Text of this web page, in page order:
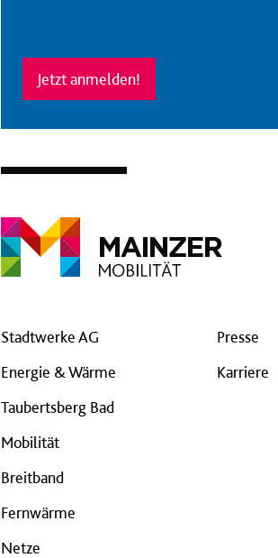
Jetzt anmelden!
Stadtwerke AG
Energie & Wärme
Taubertsberg Bad
Mobilität
Breitband
Fernwärme
Netze
Presse
Karriere